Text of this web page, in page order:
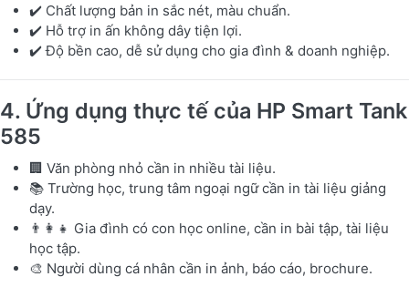
✔️ Chất lượng bản in sắc nét, màu chuẩn.
✔️ Hỗ trợ in ấn không dây tiện lợi.
✔️ Độ bền cao, dễ sử dụng cho gia đình & doanh nghiệp.
4. Ứng dụng thực tế của HP Smart Tank
585
🏢 Văn phòng nhỏ cần in nhiều tài liệu.
📚 Trường học, trung tâm ngoại ngữ cần in tài liệu giảng
dạy.
👨‍👩‍👧 Gia đình có con học online, cần in bài tập, tài liệu
học tập.
🎨 Người dùng cá nhân cần in ảnh, báo cáo, brochure.